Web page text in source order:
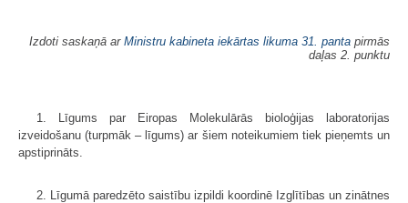
Izdoti saskaņā ar Ministru kabineta iekārtas likuma 31. panta pirmās
daļas 2. punktu
1. Līgums par Eiropas Molekulārās bioloģijas laboratorijas
izveidošanu (turpmāk – līgums) ar šiem noteikumiem tiek pieņemts un
apstiprināts.
2. Līgumā paredzēto saistību izpildi koordinē Izglītības un zinātnes